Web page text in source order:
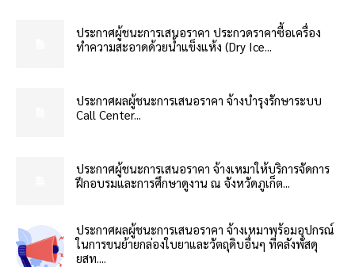
ประกาศผู้ชนะการเสนอราคา ประกวดราคาซื้อเครื่อง
ทำความสะอาดด้วยน้ำแข็งแห้ง (Dry Ice...
ประกาศผลผู้ชนะการเสนอราคา จ้างบำรุงรักษาระบบ
Call Center...
ประกาศผู้ชนะการเสนอราคา จ้างเหมาให้บริการจัดการ
ฝึกอบรมและการศึกษาดูงาน ณ จังหวัดภูเก็ต...
ประกาศผลผู้ชนะการเสนอราคา จ้างเหมาพร้อมอุปกรณ์
ในการขนย้ายกล่องใบยาและวัตถุดิบอื่นๆ ที่คลังพัสดุ
ยสท....